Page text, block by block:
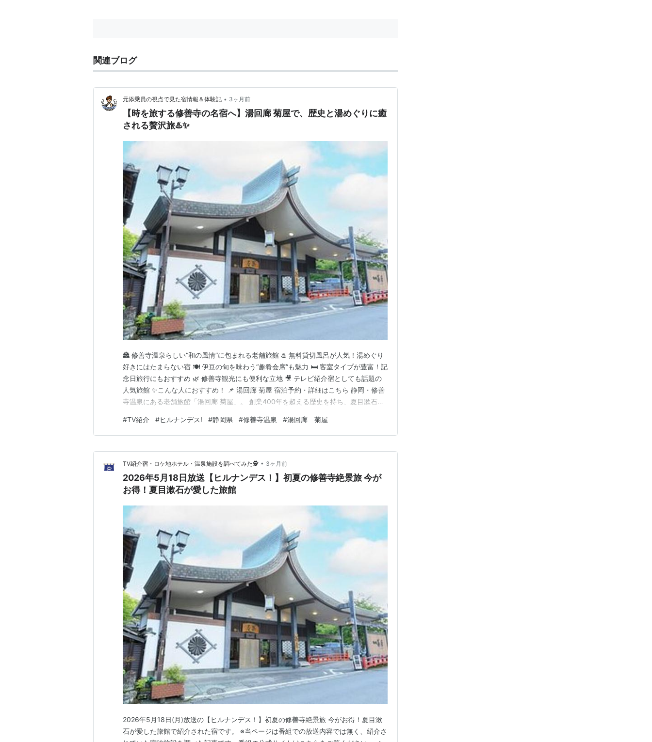
関連ブログ
元添乗員の視点で見た宿情報＆体験記 • 3ヶ月前
【時を旅する修善寺の名宿へ】湯回廊 菊屋で、歴史と湯めぐりに癒
される贅沢旅♨️✨
🏯 修善寺温泉らしい“和の風情”に包まれる老舗旅館 ♨️ 無料貸切風呂が人気！湯めぐり
好きにはたまらない宿 🍽️ 伊豆の旬を味わう“趣肴会席”も魅力 🛏️ 客室タイプが豊富！記
念日旅行にもおすすめ 🌿 修善寺観光にも便利な立地 🎥 テレビ紹介宿としても話題の
人気旅館 ✨こんな人におすすめ！ 📌 湯回廊 菊屋 宿泊予約・詳細はこちら 静岡・修善
寺温泉にある老舗旅館「湯回廊 菊屋」。 創業400年を超える歴史を持ち、夏目漱石を
廊”を歩きながら、時代を超えるような温泉旅を楽しめるのが大きな魅力😊 今回は、テ
レビ紹介宿を(…
#TV紹介 #ヒルナンデス! #静岡県 #修善寺温泉 #湯回廊 菊屋
TV紹介宿・ロケ地ホテル・温泉施設を調べてみた🕵️ • 3ヶ月前
2026年5月18日放送【ヒルナンデス！】初夏の修善寺絶景旅 今が
お得！夏目漱石が愛した旅館
2026年5月18日(月)放送の【ヒルナンデス！】初夏の修善寺絶景旅 今がお得！夏目漱
石が愛した旅館で紹介された宿です。 ※当ページは番組での放送内容では無く、紹介さ